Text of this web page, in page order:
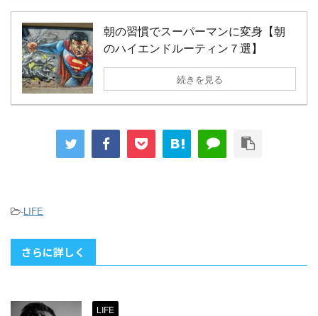
朝の習慣でスーパーマンに変身【朝
のハイエンドルーティン７選】
続きを見る
-LIFE
さらに詳しく
LIFE